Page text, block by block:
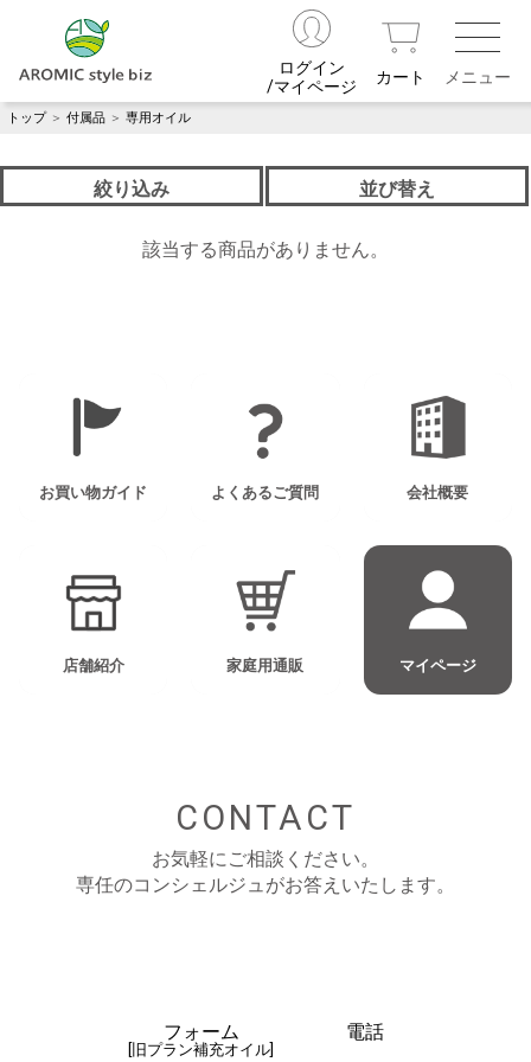
ログイン
/マイページ
カート
トップ ＞ 付属品 ＞ 専用オイル
絞り込み 並び替え
該当する商品がありません。
お買い物ガイド よくあるご質問 会社概要
店舗紹介 家庭用通販 マイページ
CONTACT
お気軽にご相談ください。
専任のコンシェルジュがお答えいたします。
フォーム
[旧プラン補充オイル]
電話